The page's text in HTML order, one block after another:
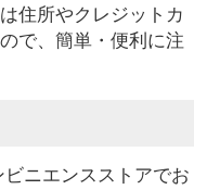
住所やクレジットカ
で、簡単・便利に注
ニエンスストアでお